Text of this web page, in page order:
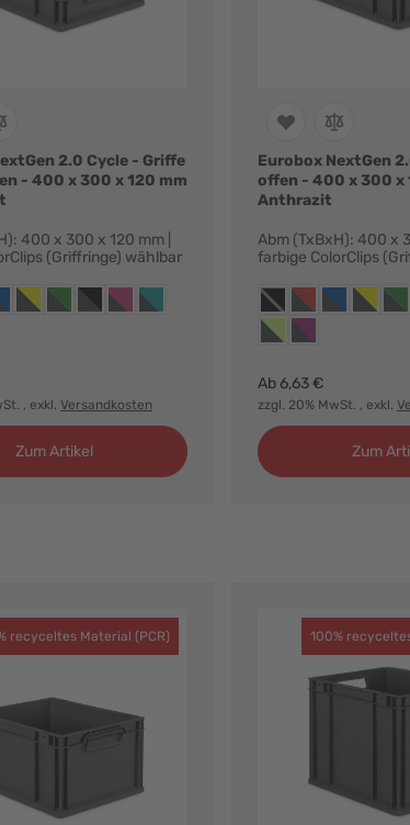
2.0 Cycle - Griffe
- 400 x 300 x 120 mm
400 x 300 x 120 mm |
(Griffringe) wählbar
griffringe
griffringe rot
griffringe blau
anthrazit, griffringe gelb
anthrazit, griffringe grün
anthrazit, griffringe schwarz
anthrazit, griffringe magenta
anthrazit, griffringe türkis
hellgrün
griffringe purpur
, exkl. Versandkosten
Zum Artikel
Eurobox NextGen
offen - 400 x 300 x
Anthrazit
Abm (TxBxH): 400 x
farbige ColorClips
Farbvarianten:
anthrazit, ohne
anthrazit,
anthrazit,
anthrazit, griffringe
anthrazit,
Ab 6,63 €
zzgl. 20% MwSt. , exkl.
Zum
recyceltes Material (PCR) 100%